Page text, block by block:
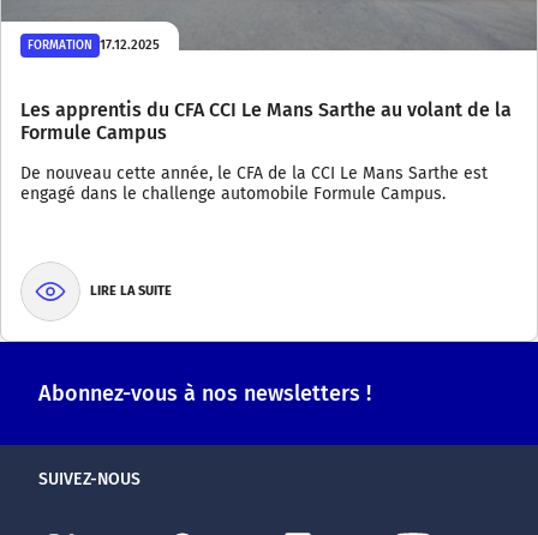
FORMATION 17.12.2025
Les apprentis du CFA CCI Le Mans Sarthe au volant de la
Formule Campus
De nouveau cette année, le CFA de la CCI Le Mans Sarthe est
engagé dans le challenge automobile Formule Campus.
LIRE LA SUITE
Abonnez-vous à nos newsletters !
SUIVEZ-NOUS